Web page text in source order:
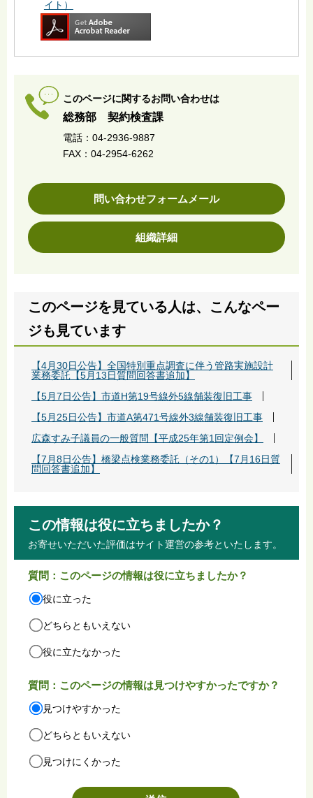
イト）
このページに関するお問い合わせは
総務部 契約検査課
電話：04-2936-9887
FAX：04-2954-6262
問い合わせフォームメール
組織詳細
このページを見ている人は、こんなペー
ジも見ています
【4月30日公告】全国特別重点調査に伴う管路実施設計
業務委託【5月13日質問回答書追加】
【5月7日公告】市道H第19号線外5線舗装復旧工事
【5月25日公告】市道A第471号線外3線舗装復旧工事
広森すみ子議員の一般質問【平成25年第1回定例会】
【7月8日公告】橋梁点検業務委託（その1）【7月16日質
問回答書追加】
この情報は役に立ちましたか？
お寄せいただいた評価はサイト運営の参考といたします。
質問：このページの情報は役に立ちましたか？
役に立った
どちらともいえない
役に立たなかった
質問：このページの情報は見つけやすかったですか？
見つけやすかった
どちらともいえない
見つけにくかった